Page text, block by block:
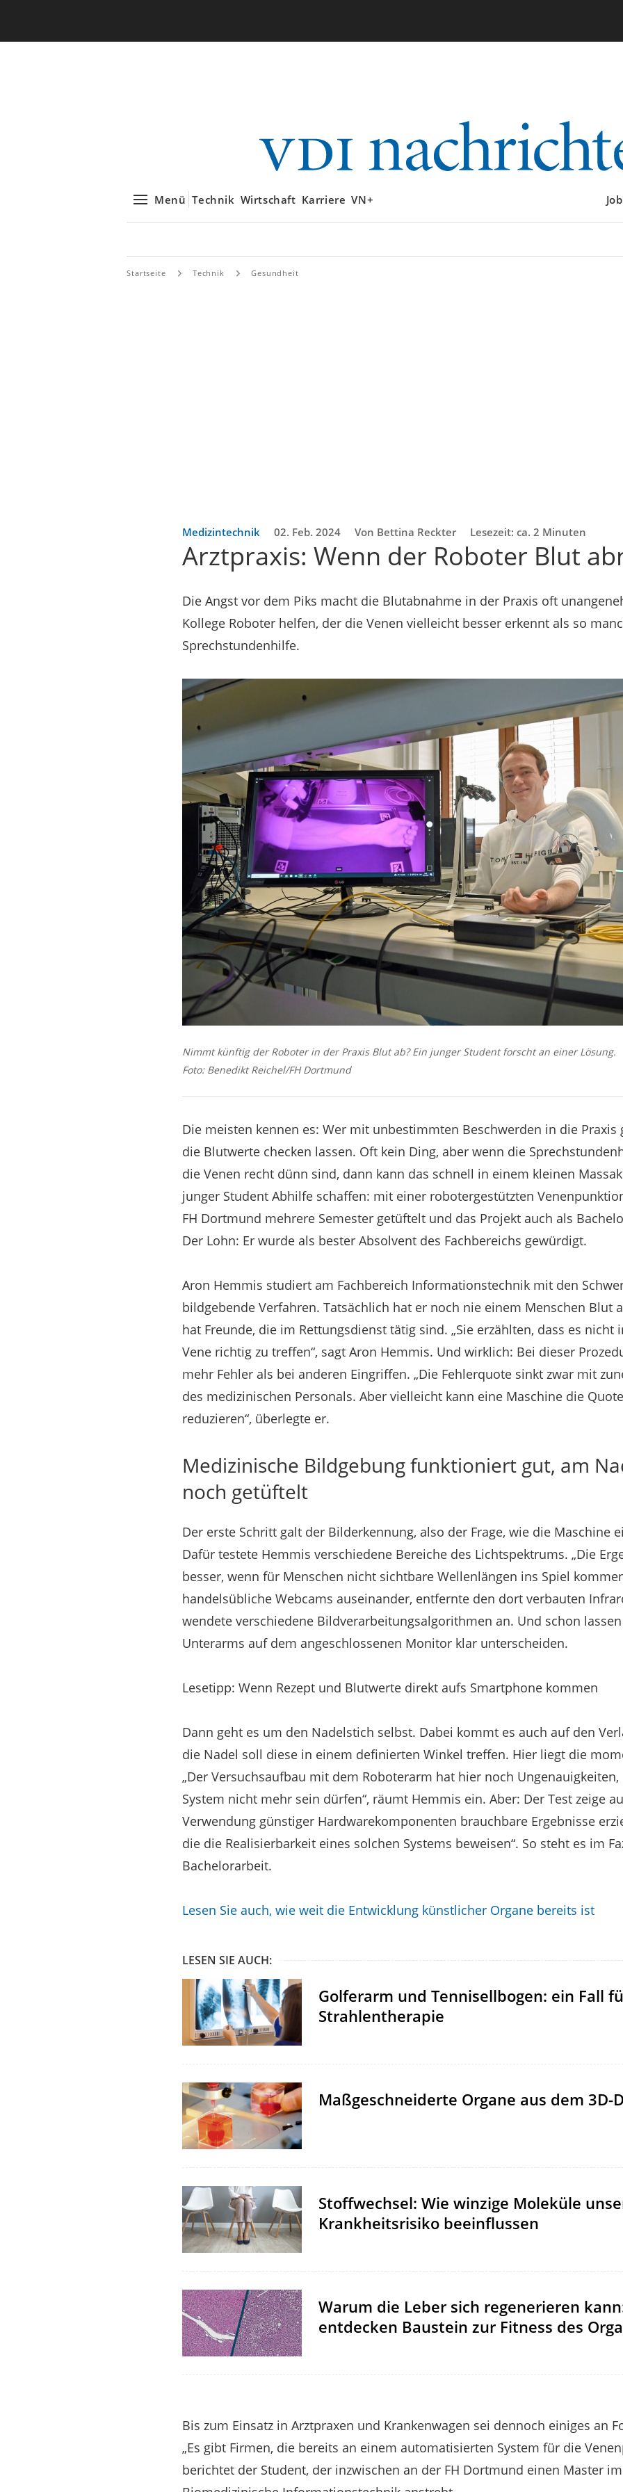
Menü Technik Wirtschaft Karriere VN+
Startseite Technik Gesundheit
Medizintechnik 02. Feb. 2024 Von Bettina Reckter Lesezeit: ca. 2 Minuten
Arztpraxis: Wenn der Roboter Blut
Die Angst vor dem Piks macht die Blutabnahme in der Praxis oft
Kollege Roboter helfen, der die Venen vielleicht besser erkennt als so
Sprechstundenhilfe.
Nimmt künftig der Roboter in der Praxis Blut ab? Ein junger Student forscht an einer Lösung.
Foto: Benedikt Reichel/FH Dortmund
Die meisten kennen es: Wer mit unbestimmten Beschwerden in die Praxis
die Blutwerte checken lassen. Oft kein Ding, aber wenn die
die Venen recht dünn sind, dann kann das schnell in einem kleinen
junger Student Abhilfe schaffen: mit einer robotergestützten
FH Dortmund mehrere Semester getüftelt und das Projekt auch als
Der Lohn: Er wurde als bester Absolvent des Fachbereichs gewürdigt.
Aron Hemmis studiert am Fachbereich Informationstechnik mit den
bildgebende Verfahren. Tatsächlich hat er noch nie einem Menschen Blut
hat Freunde, die im Rettungsdienst tätig sind. „Sie erzählten, dass es
Vene richtig zu treffen“, sagt Aron Hemmis. Und wirklich: Bei dieser
mehr Fehler als bei anderen Eingriffen. „Die Fehlerquote sinkt zwar mit
des medizinischen Personals. Aber vielleicht kann eine Maschine die
reduzieren“, überlegte er.
Medizinische Bildgebung funktioniert gut, am
noch getüftelt
Der erste Schritt galt der Bilderkennung, also der Frage, wie die Maschine
Dafür testete Hemmis verschiedene Bereiche des Lichtspektrums. „Die
besser, wenn für Menschen nicht sichtbare Wellenlängen ins Spiel
handelsübliche Webcams auseinander, entfernte den dort verbauten
wendete verschiedene Bildverarbeitungsalgorithmen an. Und schon
Unterarms auf dem angeschlossenen Monitor klar unterscheiden.
Lesetipp: Wenn Rezept und Blutwerte direkt aufs Smartphone kommen
Dann geht es um den Nadelstich selbst. Dabei kommt es auch auf den
die Nadel soll diese in einem definierten Winkel treffen. Hier liegt die
„Der Versuchsaufbau mit dem Roboterarm hat hier noch
System nicht mehr sein dürfen“, räumt Hemmis ein. Aber: Der Test zeige
Verwendung günstiger Hardwarekomponenten brauchbare Ergebnisse
die die Realisierbarkeit eines solchen Systems beweisen“. So steht es im
Bachelorarbeit.
Lesen Sie auch, wie weit die Entwicklung künstlicher Organe bereits ist
LESEN SIE AUCH:
Golferarm und Tennisellbogen: ein Fall
Strahlentherapie
Maßgeschneiderte Organe aus dem 3D-
Stoffwechsel: Wie winzige Moleküle
Krankheitsrisiko beeinflussen
Warum die Leber sich regenerieren
entdecken Baustein zur Fitness des
Bis zum Einsatz in Arztpraxen und Krankenwagen sei dennoch einiges an
„Es gibt Firmen, die bereits an einem automatisierten System für die
berichtet der Student, der inzwischen an der FH Dortmund einen Master